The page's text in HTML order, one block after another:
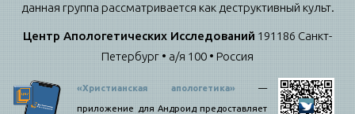
данная группа рассматривается как деструктивный культ.
Центр Апологетических Исследований 191186 Санкт-
Петербург • а/я 100 • Россия
«Христианская апологетика»—
приложение для Андроид предоставляет